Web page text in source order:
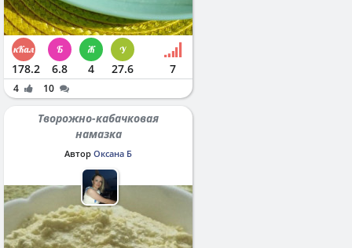
178.2 6.8 4 27.6 7
4 10
Творожно-кабачковая
намазка
Автор Оксана Б